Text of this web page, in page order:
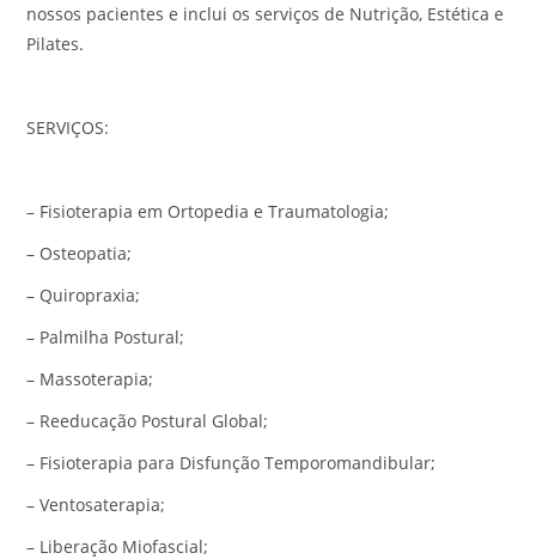
nossos pacientes e inclui os serviços de Nutrição, Estética e
Pilates.
SERVIÇOS:
– Fisioterapia em Ortopedia e Traumatologia;
– Osteopatia;
– Quiropraxia;
– Palmilha Postural;
– Massoterapia;
– Reeducação Postural Global;
– Fisioterapia para Disfunção Temporomandibular;
– Ventosaterapia;
– Liberação Miofascial;